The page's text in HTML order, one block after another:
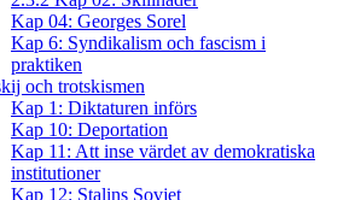
Kap 04: Georges Sorel
Kap 6: Syndikalism och fascism i
praktiken
och trotskismen
Kap 1: Diktaturen införs
Kap 10: Deportation
Kap 11: Att inse värdet av demokratiska
institutioner
Kap 12: Stalins Sovjet